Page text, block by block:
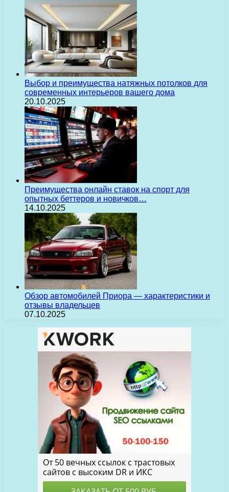
Выбор и преимущества натяжных потолков для
современных интерьеров вашего дома
20.10.2025
Преимущества онлайн ставок на спорт для
опытных беттеров и новичков…
14.10.2025
Обзор автомобилей Приора — характеристики и
отзывы владельцев
07.10.2025